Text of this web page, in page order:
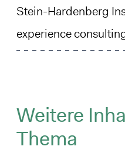
Stein-Hardenberg
experience
Weitere
Thema